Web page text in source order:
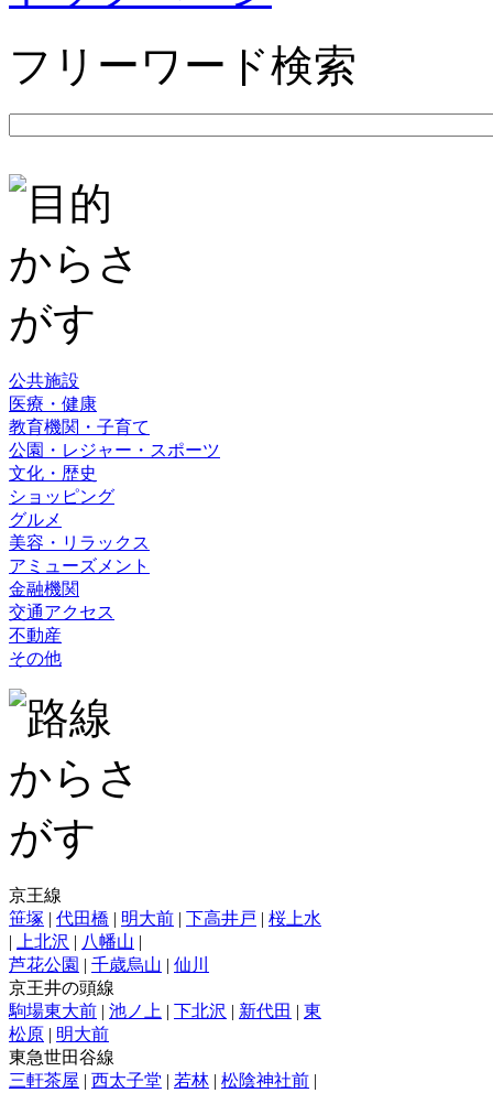
フリーワード検索
公共施設
医療・健康
教育機関・子育て
公園・レジャー・スポーツ
文化・歴史
ショッピング
グルメ
美容・リラックス
アミューズメント
金融機関
交通アクセス
不動産
その他
京王線
笹塚 | 代田橋 | 明大前 | 下高井戸 | 桜上水
|
上北沢 | 八幡山 |
芦花公園 | 千歳烏山 | 仙川
京王井の頭線
駒場東大前 | 池ノ上 | 下北沢 | 新代田 | 東
松原 | 明大前
東急世田谷線
三軒茶屋 | 西太子堂 | 若林 | 松陰神社前 |